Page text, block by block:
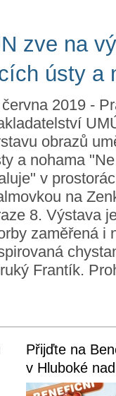
zve na
ústy a
2019 -
obrazů
a nohama
v
na
8. Výstava
zaměřená i
Frantík.
Přijďte na
v Hluboké